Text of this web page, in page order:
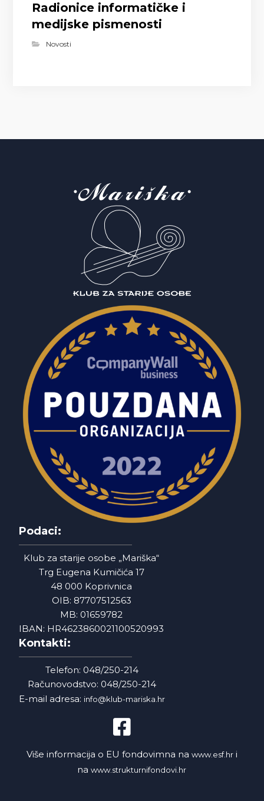
Radionice informatičke i
medijske pismenosti
Novosti
Podaci:
Klub za starije osobe „Mariška“
Trg Eugena Kumičića 17
48 000 Koprivnica
OIB: 87707512563
MB: 01659782
IBAN: HR4623860021100520993
Kontakti:
Telefon: 048/250-214
Računovodstvo: 048/250-214
E-mail adresa: info@klub-mariska.hr
Više informacija o EU fondovimna na www.esf.hri
nawww.strukturnifondovi.hr